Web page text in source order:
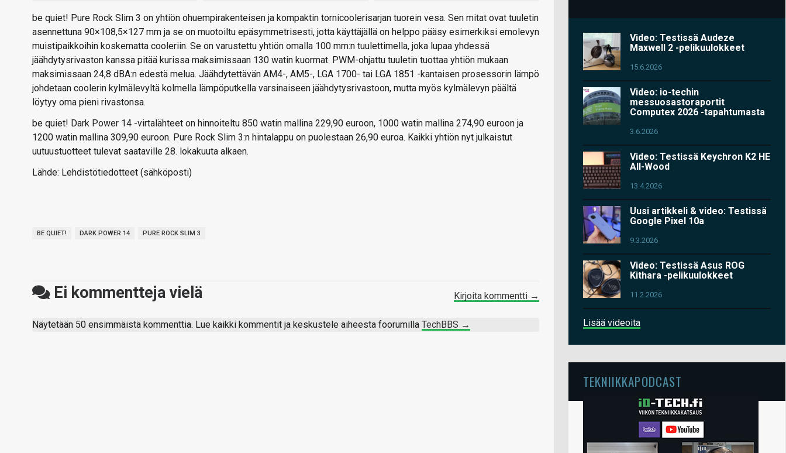
be quiet! Pure Rock Slim 3 on yhtiön ohuempirakenteisen ja kompaktin tornicoolerisarjan tuorein vesa. Sen mitat ovat tuuletin
asennettuna 90×108,5×127 mm ja se on muotoiltu epäsymmetrisesti, jotta käyttäjällä on helppo pääsy esimerkiksi emolevyn
muistipaikkoihin koskematta cooleriin. Se on varustettu yhtiön omalla 100 mm:n tuulettimella, joka lupaa yhdessä
jäähdytysrivaston kanssa pitää kurissa maksimissaan 130 watin kuormat. PWM-ohjattu tuuletin tuottaa yhtiön mukaan
maksimissaan 24,8 dBA:n edestä melua. Jäähdytettävän AM4-, AM5-, LGA 1700- tai LGA 1851 -kantaisen prosessorin lämpö
johdetaan coolerin kylmälevyltä kolmella lämpöputkella varsinaiseen jäähdytysrivastoon, mutta myös kylmälevyn päältä
löytyy oma pieni rivastonsa.
be quiet! Dark Power 14 -virtalähteet on hinnoiteltu 850 watin mallina 229,90 euroon, 1000 watin mallina 274,90 euroon ja
1200 watin mallina 309,90 euroon. Pure Rock Slim 3:n hintalappu on puolestaan 26,90 euroa. Kaikki yhtiön nyt julkaistut
uutuustuotteet tulevat saataville 28. lokakuuta alkaen.
Lähde: Lehdistötiedotteet (sähköposti)
BE QUIET! DARK POWER 14 PURE ROCK SLIM 3
Ei kommentteja vielä Kirjoita kommentti →
Näytetään 50 ensimmäistä kommenttia. Lue kaikki kommentit ja keskustele aiheesta foorumilla TechBBS →
Video: Testissä Audeze
Maxwell 2 -pelikuulokkeet
15.6.2026
Video: io-techin
messuosastoraportit
Computex 2026 -tapahtumasta
3.6.2026
Video: Testissä Keychron K2 HE
All-Wood
13.4.2026
Uusi artikkeli & video: Testissä
Google Pixel 10a
9.3.2026
Video: Testissä Asus ROG
Kithara -pelikuulokkeet
11.2.2026
Lisää videoita
TEKNIIKKAPODCAST